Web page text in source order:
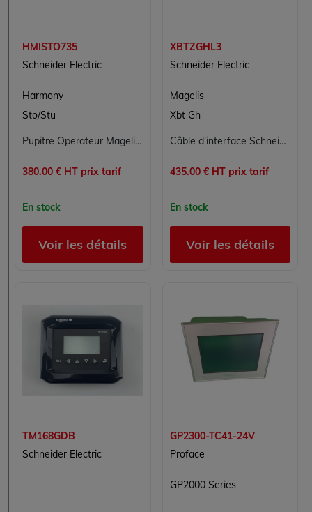
HMISTO735
Schneider Electric
Harmony
Sto/Stu
Pupitre Operateur Magelis Schneider HMISTO735 : Interface Avancée pour Contrôle Industriel
380.00 € HT prix tarif
En stock
Voir les détails
XBTZGHL3
Schneider Electric
Magelis
Xbt Gh
Câble d'interface Schneider XBTZGHL3 3 m pour panneau Magelis XBTGH
435.00 € HT prix tarif
En stock
Voir les détails
TM168GDB
Schneider Electric
GP2300-TC41-24V
Proface
GP2000 Series